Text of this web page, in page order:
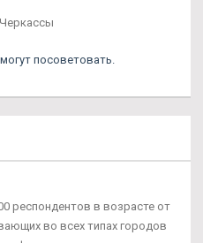
посоветовать.
респондентов в возрасте от
во всех типах городов